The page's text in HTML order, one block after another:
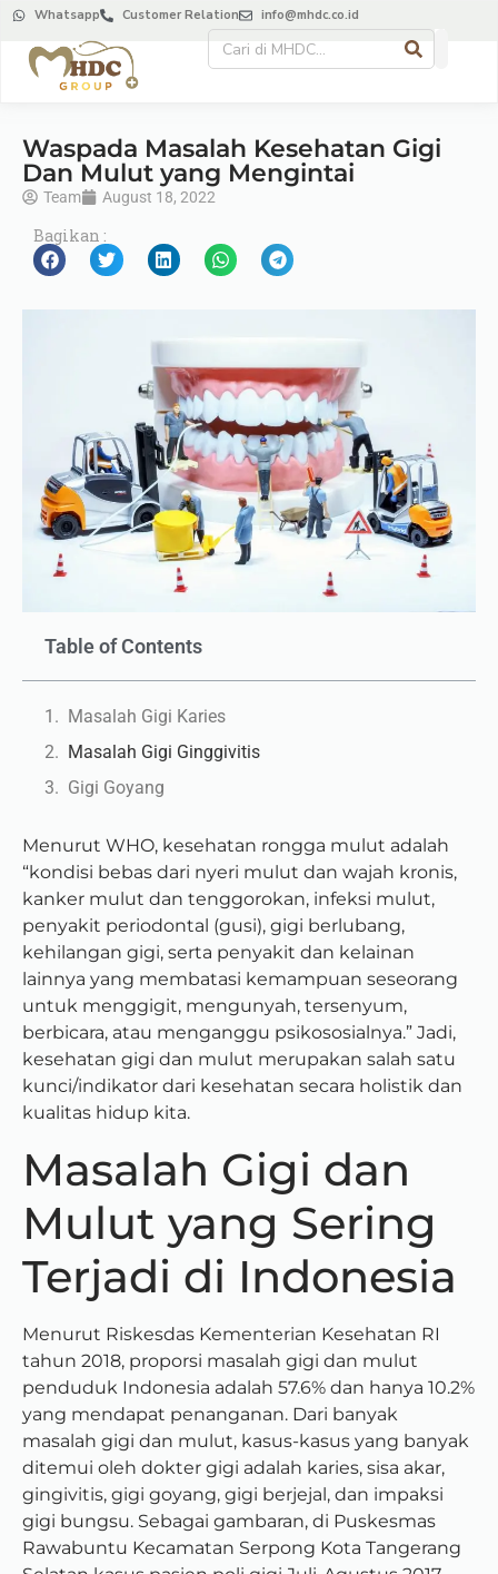
Whatsapp Customer Relation info@mhdc.co.id
Waspada Masalah Kesehatan Gigi
Dan Mulut yang Mengintai
Team August 18, 2022
Bagikan :
Table of Contents
Masalah Gigi Karies
Masalah Gigi Ginggivitis
Gigi Goyang
Menurut WHO, kesehatan rongga mulut adalah
“kondisi bebas dari nyeri mulut dan wajah kronis,
kanker mulut dan tenggorokan, infeksi mulut,
penyakit periodontal (gusi), gigi berlubang,
kehilangan gigi, serta penyakit dan kelainan
lainnya yang membatasi kemampuan seseorang
untuk menggigit, mengunyah, tersenyum,
berbicara, atau menganggu psikososialnya.” Jadi,
kesehatan gigi dan mulut merupakan salah satu
kunci/indikator dari kesehatan secara holistik dan
kualitas hidup kita.
Masalah Gigi dan
Mulut yang Sering
Terjadi di Indonesia
Menurut Riskesdas Kementerian Kesehatan RI
tahun 2018, proporsi masalah gigi dan mulut
penduduk Indonesia adalah 57.6% dan hanya 10.2%
yang mendapat penanganan. Dari banyak
masalah gigi dan mulut, kasus-kasus yang banyak
ditemui oleh dokter gigi adalah karies, sisa akar,
gingivitis, gigi goyang, gigi berjejal, dan impaksi
gigi bungsu. Sebagai gambaran, di Puskesmas
Rawabuntu Kecamatan Serpong Kota Tangerang